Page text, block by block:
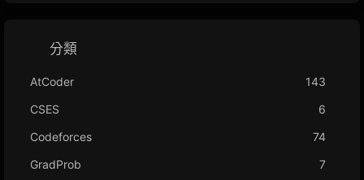
分類
AtCoder
143
CSES
6
Codeforces
74
GradProb
7